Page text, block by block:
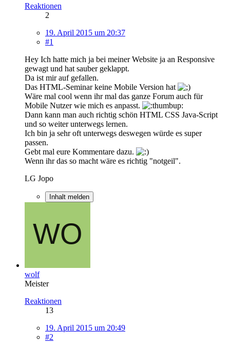
Reaktionen
2
19. April 2015 um 20:37
#1
Hey Ich hatte mich ja bei meiner Website ja an Responsive
gewagt und hat sauber geklappt.
Da ist mir auf gefallen.
Das HTML-Seminar keine Mobile Version hat
Wäre mal cool wenn ihr mal das ganze Forum auch für
Mobile Nutzer wie mich es anpasst.
Dann kann man auch richtig schön HTML CSS Java-Script
und so weiter unterwegs lernen.
Ich bin ja sehr oft unterwegs deswegen würde es super
passen.
Gebt mal eure Kommentare dazu.
Wenn ihr das so macht wäre es richtig "notgeil".
LG Jopo
Inhalt melden
wolf
Meister
Reaktionen
13
19. April 2015 um 20:49
#2